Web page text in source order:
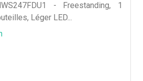
- Freestanding, 1
Léger LED...